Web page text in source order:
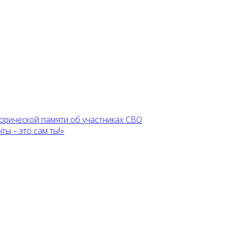
памяти об участниках СВО
– это сам ты!»